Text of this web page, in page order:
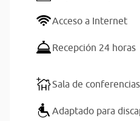
Acceso a Internet
Recepción 24 horas
Sala de conferencias
Adaptado para